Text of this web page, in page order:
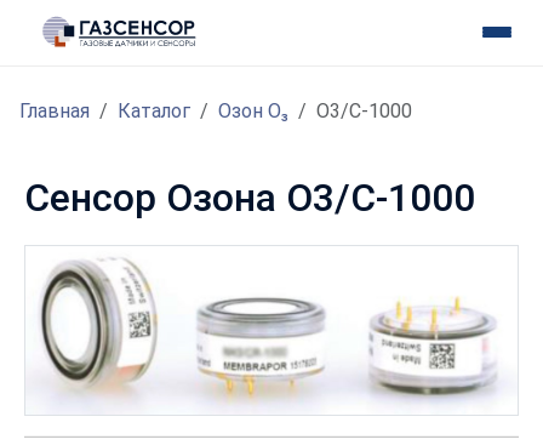
Главная Каталог Озон O₃ O3/C-1000
Сенсор Озона O3/C-1000